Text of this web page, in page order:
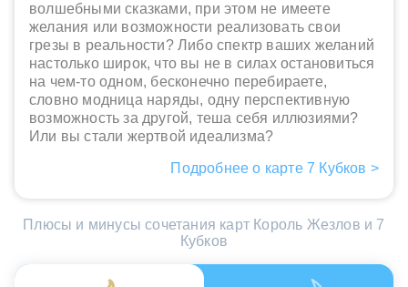
волшебными сказками, при этом не имеете
желания или возможности реализовать свои
грезы в реальности? Либо спектр ваших желаний
настолько широк, что вы не в силах остановиться
на чем-то одном, бесконечно перебираете,
словно модница наряды, одну перспективную
возможность за другой, теша себя иллюзиями?
Или вы стали жертвой идеализма?
Подробнее о карте 7 Кубков >
Плюсы и минусы сочетания карт Король Жезлов и 7
Кубков